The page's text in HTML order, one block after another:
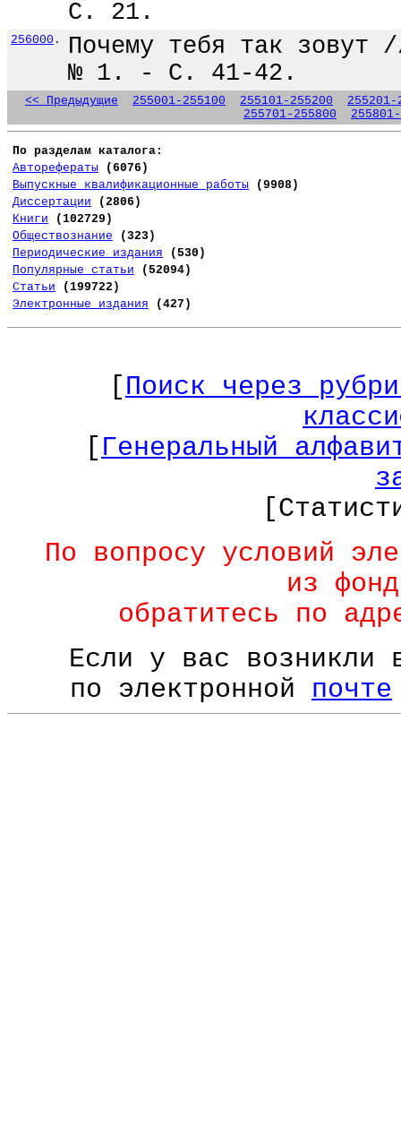
С. 21.
256000 .
Почему тебя так
№ 1. - С. 41-42.
<< Предыдущие 255001-255100 255101-255200
255201-
255701-255800
По разделам каталога:
Авторефераты
(6076)
Выпускные квалификационные работы
(9908)
Диссертации
(2806)
Книги
(102729)
Обществознание
(323)
Периодические издания
(530)
Популярные статьи
(52094)
Статьи
(199722)
Электронные издания
(427)
[Поиск через
[ Генеральный
По вопросу условий
из
обратитесь по
Если у вас возникли
по электронной почте